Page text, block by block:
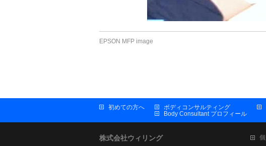
EPSON MFP image
初めての方へ
ボディコンサルティング
Body Consultant プロフィール
株式会社ウィリング